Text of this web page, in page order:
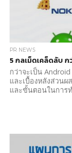
PR NEWS
5 กลเม็ดเคล็ดลับ
กว่าจะเป็น
และเบื้องหลังส่วน
และขั้นตอนในการท